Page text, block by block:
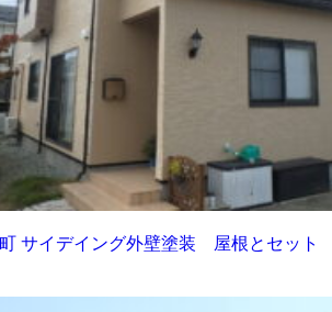
サイデイング外壁塗装 屋根とセット